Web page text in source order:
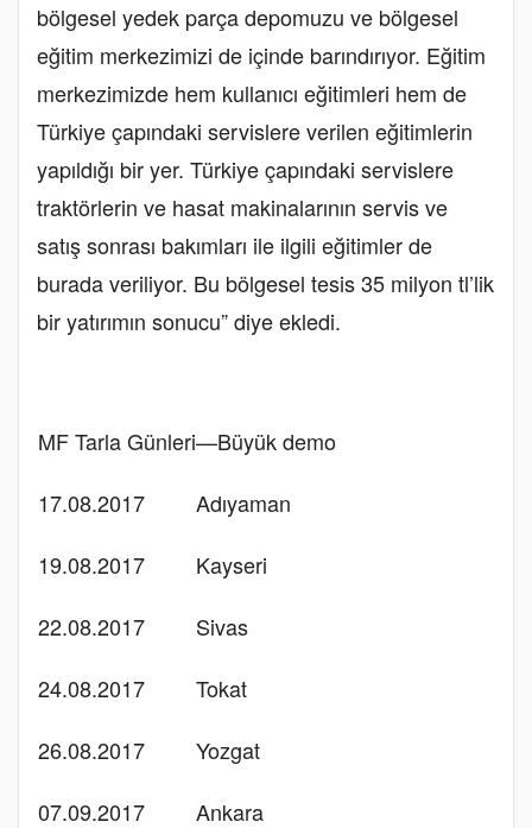
bölgesel yedek parça depomuzu ve bölgesel
eğitim merkezimizi de içinde barındırıyor. Eğitim
merkezimizde hem kullanıcı eğitimleri hem de
Türkiye çapındaki servislere verilen eğitimlerin
yapıldığı bir yer. Türkiye çapındaki servislere
traktörlerin ve hasat makinalarının servis ve
satış sonrası bakımları ile ilgili eğitimler de
burada veriliyor. Bu bölgesel tesis 35 milyon tl’lik
bir yatırımın sonucu” diye ekledi.
MF Tarla Günleri—Büyük demo
17.08.2017
Adıyaman
19.08.2017
Kayseri
22.08.2017
Sivas
24.08.2017
Tokat
26.08.2017
Yozgat
07.09.2017
Ankara